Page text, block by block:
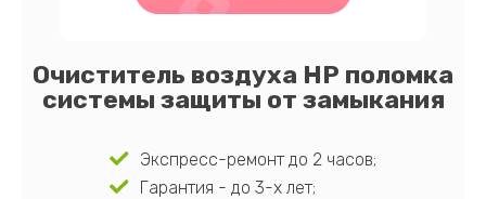
Очиститель воздуха HP поломка
системы защиты от замыкания
Экспресс-ремонт до 2 часов;
Гарантия - до 3-х лет;